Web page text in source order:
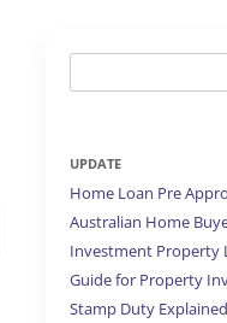
for:
UPDATE
Home Loan Pre
Australian Home
Investment Property
Guide for Property
Stamp Duty